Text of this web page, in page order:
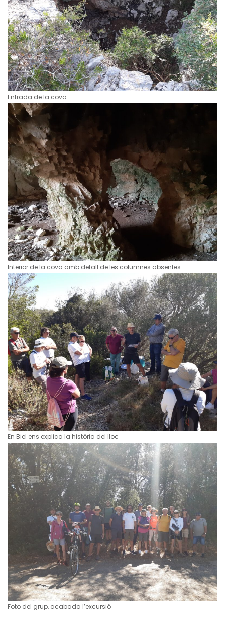
Entrada de la cova
Interior de la cova amb detall de les columnes absentes
En Biel ens explica la història del lloc
Foto del grup, acabada l’excursió